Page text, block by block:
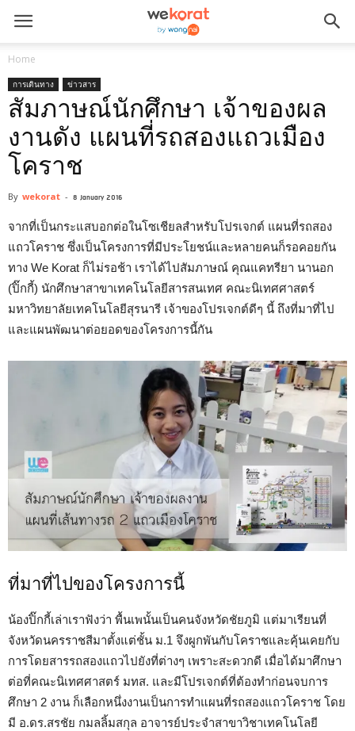
Home
การเดินทาง ข่าวสาร
สัมภาษณ์นักศึกษา เจ้าของผล
งานดัง แผนที่รถสองแถวเมือง
โคราช
By wekorat - 8 January 2016
จากที่เป็นกระแสบอกต่อในโซเชียลสำหรับโปรเจกต์ แผนที่รถสอง
แถวโคราช ซึ่งเป็นโครงการที่มีประโยชน์และหลายคนก็รอคอยกัน
ทาง We Korat ก็ไม่รอช้า เราได้ไปสัมภาษณ์ คุณแคทรียา นานอก
(ปิ๊กกี้) นักศึกษาสาขาเทคโนโลยีสารสนเทศ คณะนิเทศศาสตร์
มหาวิทยาลัยเทคโนโลยีสุรนารี เจ้าของโปรเจกต์ดีๆ นี้ ถึงที่มาที่ไป
และแผนพัฒนาต่อยอดของโครงการนี้กัน
ที่มาที่ไปของโครงการนี้
น้องปิ๊กกี้เล่าเราฟังว่า พื้นเพนั้นเป็นคนจังหวัดชัยภูมิ แต่มาเรียนที่
จังหวัดนครราชสีมาตั้งแต่ชั้น ม.1 จึงผูกพันกับโคราชและคุ้นเคยกับ
การโดยสารรถสองแถวไปยังที่ต่างๆ เพราะสะดวกดี เมื่อได้มาศึกษา
ต่อที่คณะนิเทศศาสตร์ มทส. และมีโปรเจกต์ที่ต้องทำก่อนจบการ
ศึกษา 2 งาน ก็เลือกหนึ่งงานเป็นการทำแผนที่รถสองแถวโคราช โดย
มี อ.ดร.สรชัย กมลลิ้มสกุล อาจารย์ประจำสาขาวิชาเทคโนโลยี